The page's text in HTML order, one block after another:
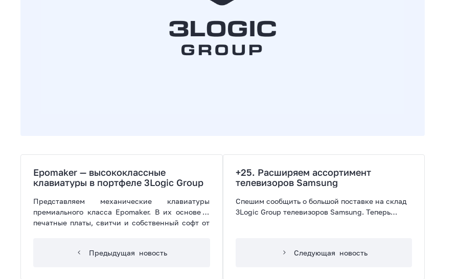
Epomaker — высококлассные
клавиатуры в портфеле 3Logic Group
Представляем механические клавиатуры
премиального класса Epomaker. В их основе —
печатные платы, свитчи и собственный софт от
Предыдущая новость
+25. Расширяем ассортимент
телевизоров Samsung
Спешим сообщить о большой поставке на склад
3Logic Group телевизоров Samsung. Теперь
Следующая новость